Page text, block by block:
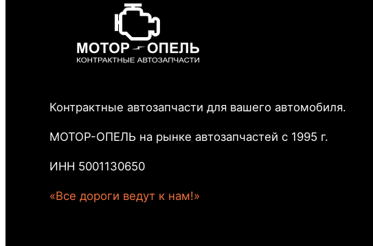
Контрактные автозапчасти для вашего автомобиля.
МОТОР-ОПЕЛЬ на рынке автозапчастей с 1995 г.
ИНН 5001130650
«Все дороги ведут к нам!»